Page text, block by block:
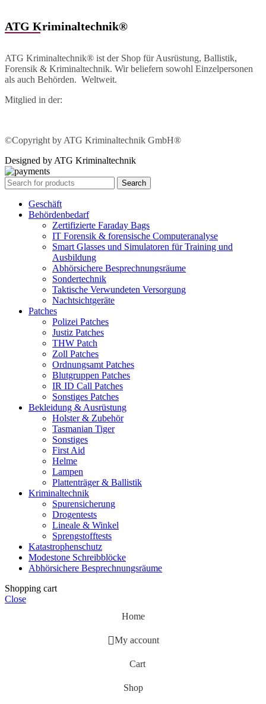
ATG Kriminaltechnik®
ATG Kriminaltechnik® ist der Shop für Ausrüstung, Ballistik,
Forensik & Kriminaltechnik. Wir beliefern sowohl Einzelpersonen
als auch Behörden. Weltweit.
Mitglied in der:
©Copyright by ATG Kriminaltechnik GmbH®
Designed by ATG Kriminaltechnik
Search
Geschäft
Behördenbedarf
Zertifizierte Faraday Bags
IT Forensik & forensische Computeranalyse
Smart Glasses und Simulatoren für Training und
Ausbildung
Abhörsichere Besprechnungsräume
Sondertechnik
Taktische Verwundeten Versorgung
Nachtsichtgeräte
Patches
Polizei Patches
Justiz Patches
THW Patch
Zoll Patches
Ordnungsamt Patches
Blutgruppen Patches
IR ID Call Patches
Sonstiges Patches
Bekleidung & Ausrüstung
Holster & Zubehör
Tasmanian Tiger
Sonstiges
First Aid
Helme
Lampen
Plattenträger & Ballistik
Kriminaltechnik
Spurensicherung
Drogentests
Lineale & Winkel
Sprengstofftests
Katastrophenschutz
Modestone Schreibblöcke
Abhörsichere Besprechnungsräume
Shopping cart
Close
Home
My account
Cart
Shop